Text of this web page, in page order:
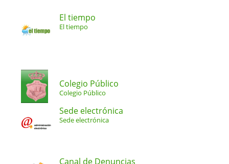
El tiempo
El tiempo
Colegio Público
Colegio Público
Sede electrónica
Sede electrónica
Canal de Denuncias